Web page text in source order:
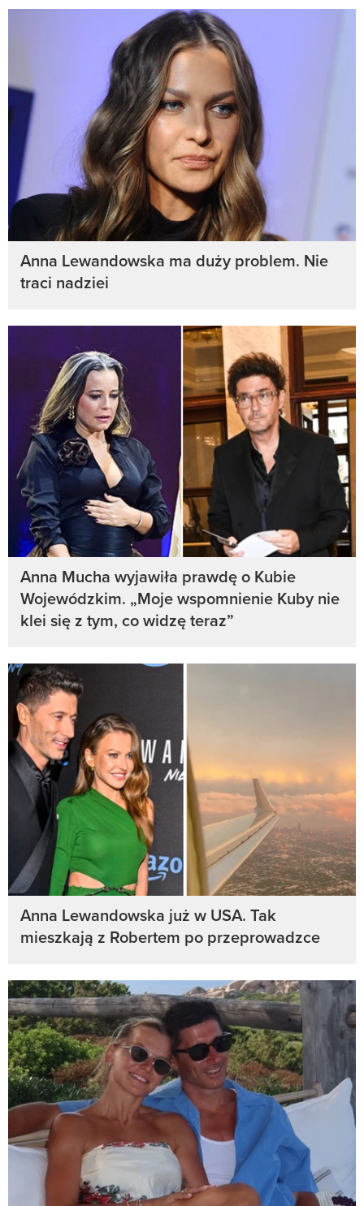
Anna Lewandowska ma duży problem. Nie
traci nadziei
Anna Mucha wyjawiła prawdę o Kubie
Wojewódzkim. „Moje wspomnienie Kuby nie
klei się z tym, co widzę teraz”
Anna Lewandowska już w USA. Tak
mieszkają z Robertem po przeprowadzce